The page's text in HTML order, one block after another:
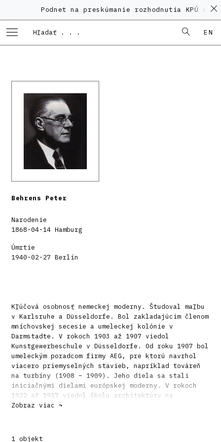
Podnet na preskúmanie rozhodnutia KPÚ vo
EN
Behrens Peter
Narodenie
1868-04-14 Hamburg
Úmrtie
1940-02-27 Berlín
Kľúčová osobnosť nemeckej moderny. Študoval maľbu
v Karlsruhe a Düsseldorfe. Bol zakladajúcim členom
mníchovskej secesie a umeleckej kolónie v
Darmstadte. V rokoch 1903 až 1907 viedol
Kunstgewerbeschule v Düsseldorfe. Od roku 1907 bol
umeleckým poradcom firmy AEG, pre ktorú navrhol
viacero priemyselných stavieb, napríklad továreň
na turbíny (1908 – 1909). Jeho diela sa stali
iniciačnými dielami európskej moderny. V rokoch
1922 až 1937 viedol školu architektúry na
viedenskej akadémii výtvarných umení. V tom čase
architektúry na pruskej akadémii umení v Berlíne.
Zobraz viac ↷
1 objekt